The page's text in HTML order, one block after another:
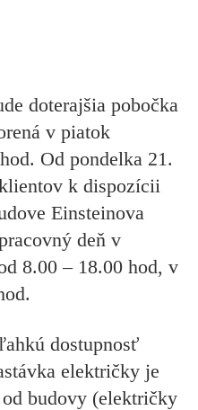
doterajšia pobočka
v piatok
Od pondelka 21.
k dispozícii
Einsteinova
deň v
8.00 – 18.00 hod, v
dostupnosť
električky je
budovy (električky